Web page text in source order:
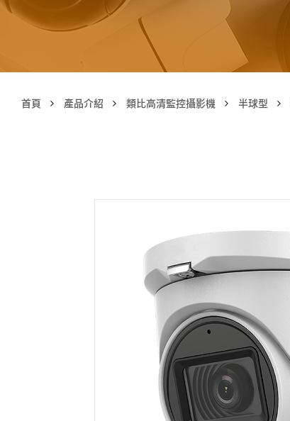
首頁 產品介紹 類比高清監控攝影機 半球型